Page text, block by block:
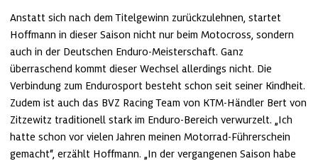
Anstatt sich nach dem Titelgewinn zurückzulehnen, startet
Hoffmann in dieser Saison nicht nur beim Motocross, sondern
auch in der Deutschen Enduro-Meisterschaft. Ganz
überraschend kommt dieser Wechsel allerdings nicht. Die
Verbindung zum Endurosport besteht schon seit seiner Kindheit.
Zudem ist auch das BVZ Racing Team von KTM-Händler Bert von
Zitzewitz traditionell stark im Enduro-Bereich verwurzelt. „Ich
hatte schon vor vielen Jahren meinen Motorrad-Führerschein
gemacht“, erzählt Hoffmann. „In der vergangenen Saison habe